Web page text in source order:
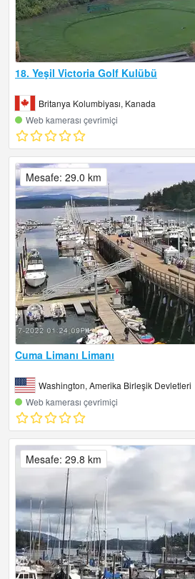
18. Yeşil Victoria Golf Kulübü
Britanya Kolumbiyası, Kanada
Web kamerası çevrimiçi
Cuma Limanı Limanı
Washington, Amerika Birleşik Devletleri
Web kamerası çevrimiçi
Mesafe: 29.0 km
Mesafe: 29.8 km